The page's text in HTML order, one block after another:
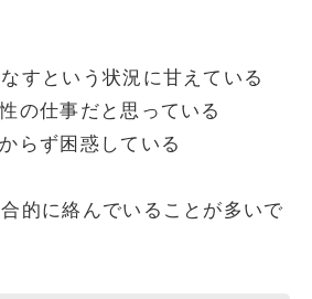
すという状況に甘えている
の仕事だと思っている
らず困惑している
的に絡んでいることが多いで